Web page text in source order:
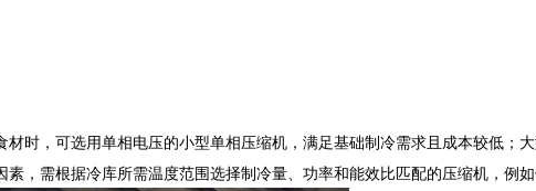
时，可选用单相电压的小型单相压缩机，满足基础制冷需求且成本较低；
素，需根据冷库所需温度范围选择制冷量、功率和能效比匹配的压缩机，例